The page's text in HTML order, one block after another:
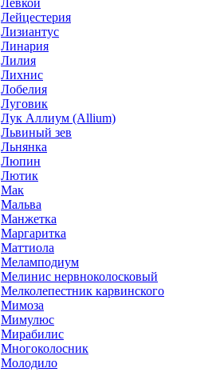
Левкой
Лейцестерия
Лизиантус
Линария
Лилия
Лихнис
Лобелия
Луговик
Лук Аллиум (Allium)
Львиный зев
Льнянка
Люпин
Лютик
Мак
Мальва
Манжетка
Маргаритка
Маттиола
Меламподиум
Мелинис нервноколосковый
Мелколепестник карвинского
Мимоза
Мимулюс
Мирабилис
Многоколосник
Молодило